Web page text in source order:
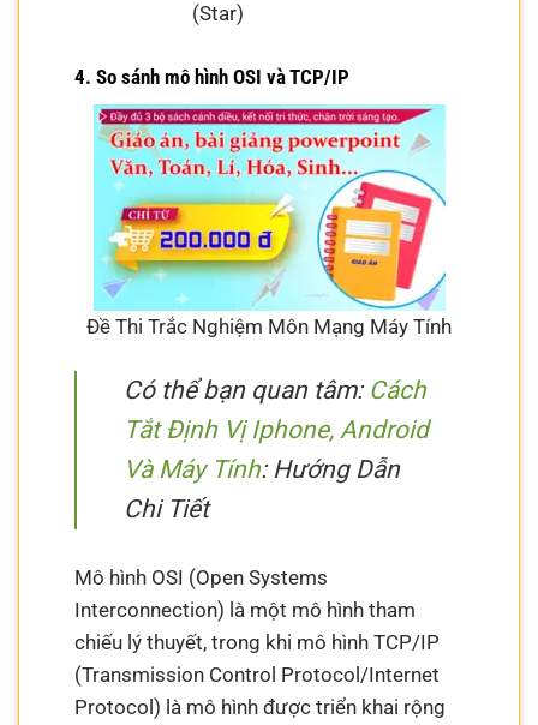
(Star)
4. So sánh mô hình OSI và TCP/IP
Đề Thi Trắc Nghiệm Môn Mạng Máy Tính
Có thể bạn quan tâm: Cách
Tắt Định Vị Iphone, Android
Và Máy Tính: Hướng Dẫn
Chi Tiết
Mô hình OSI (Open Systems
Interconnection) là một mô hình tham
chiếu lý thuyết, trong khi mô hình TCP/IP
(Transmission Control Protocol/Internet
Protocol) là mô hình được triển khai rộng